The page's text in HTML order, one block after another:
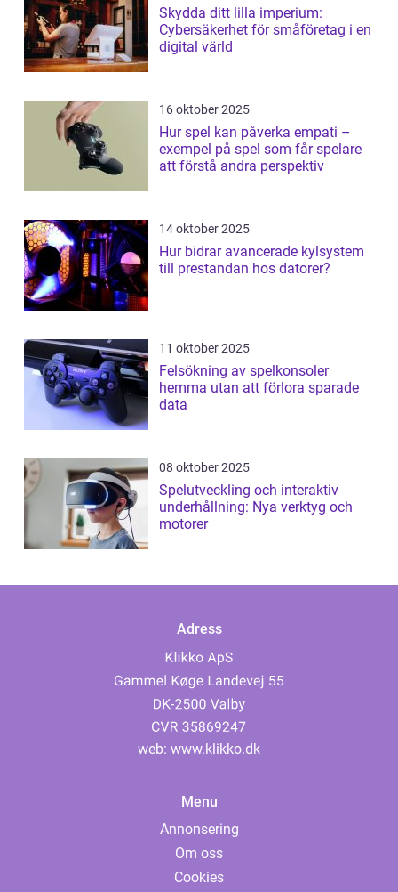
Skydda ditt lilla imperium:
Cybersäkerhet för småföretag i en
digital värld
16 oktober 2025
Hur spel kan påverka empati –
exempel på spel som får spelare
att förstå andra perspektiv
14 oktober 2025
Hur bidrar avancerade kylsystem
till prestandan hos datorer?
11 oktober 2025
Felsökning av spelkonsoler
hemma utan att förlora sparade
data
08 oktober 2025
Spelutveckling och interaktiv
underhållning: Nya verktyg och
motorer
Adress
web: www.klikko.dk
Menu
Annonsering
Om oss
Cookies